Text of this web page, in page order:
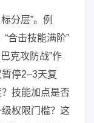
分层”。例
合击技能满阶”
克攻防战”作
停2–3天复
技能加点是否
权限门槛？这